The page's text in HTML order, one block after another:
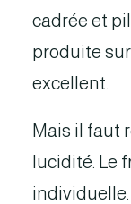
cadrée et
produite
excellent.
Mais il faut
lucidité. Le
individuelle.